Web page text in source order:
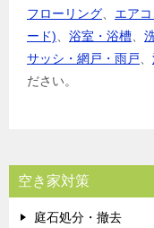
フローリング エア
ード)
浴室・浴槽
サッシ・網戸・雨戸
ださい。
空き家対策
庭石処分・撤去